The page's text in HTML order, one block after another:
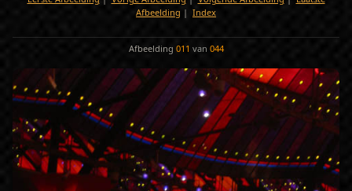
Afbeelding | Index
Afbeelding 011 van 044